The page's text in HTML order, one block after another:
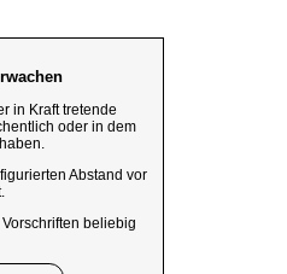
in Kraft tretende
oder in dem
Abstand vor
beliebig